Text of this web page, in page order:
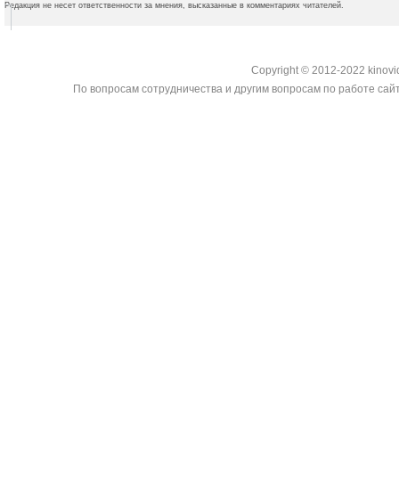
Редакция не несет ответственности за мнения, высказанные в комментариях читателей.
Copyright © 2012-2022
По вопросам сотрудничества и другим вопросам по работе